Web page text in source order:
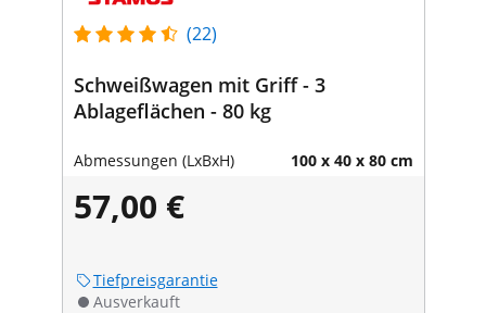
(22)
Schweißwagen mit Griff - 3
Ablageflächen - 80 kg
Abmessungen (LxBxH) 100 x 40 x 80 cm
57,00 €
Tiefpreisgarantie
Ausverkauft